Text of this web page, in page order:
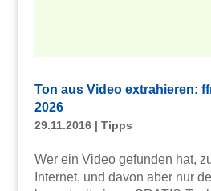
Ton aus Video extrahieren:
2026
29.11.2016| Tipps
Wer ein Video gefunden hat,
Internet, und davon aber nur